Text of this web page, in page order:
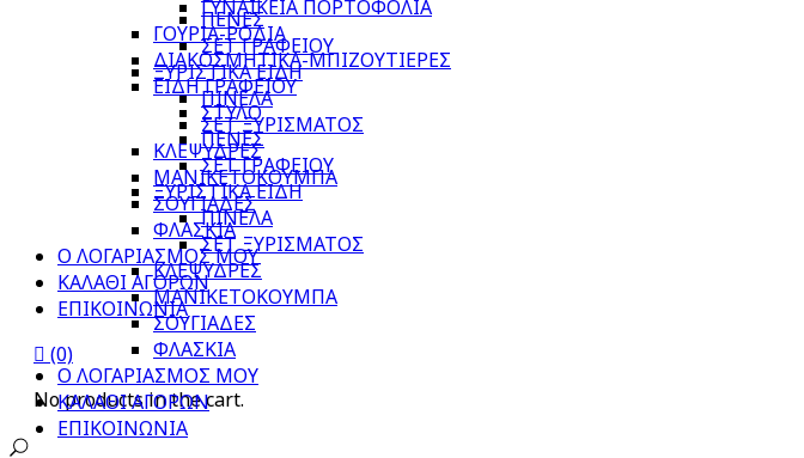
ΠΕΝΕΣ
ΣΕΤ ΓΡΑΦΕΙΟΥ
ΞΥΡΙΣΤΙΚΑ ΕΙΔΗ
ΠΙΝΕΛΑ
ΣΕΤ ΞΥΡΙΣΜΑΤΟΣ
ΚΛΕΨΥΔΡΕΣ
ΜΑΝΙΚΕΤΟΚΟΥΜΠΑ
ΣΟΥΓΙΑΔΕΣ
ΦΛΑΣΚΙΑ
Ο ΛΟΓΑΡΙΑΣΜΟΣ ΜΟΥ
ΚΑΛΑΘΙ ΑΓΟΡΩΝ
ΕΠΙΚΟΙΝΩΝΙΑ
(0)
No products in the cart.
ΓΥΝΑΙΚΕΙΑ ΠΟΡΤΟΦΟΛΙΑ
ΓΟΥΡΙΑ-ΡΟΔΙΑ
ΔΙΑΚΟΣΜΗΤΙΚΑ-ΜΠΙΖΟΥΤΙΕΡΕΣ
ΕΙΔΗ ΓΡΑΦΕΙΟΥ
ΣΤΥΛΟ
ΠΕΝΕΣ
ΣΕΤ ΓΡΑΦΕΙΟΥ
ΞΥΡΙΣΤΙΚΑ ΕΙΔΗ
ΠΙΝΕΛΑ
ΣΕΤ ΞΥΡΙΣΜΑΤΟΣ
ΚΛΕΨΥΔΡΕΣ
ΜΑΝΙΚΕΤΟΚΟΥΜΠΑ
ΣΟΥΓΙΑΔΕΣ
ΦΛΑΣΚΙΑ
Ο ΛΟΓΑΡΙΑΣΜΟΣ ΜΟΥ
ΚΑΛΑΘΙ ΑΓΟΡΩΝ
ΕΠΙΚΟΙΝΩΝΙΑ